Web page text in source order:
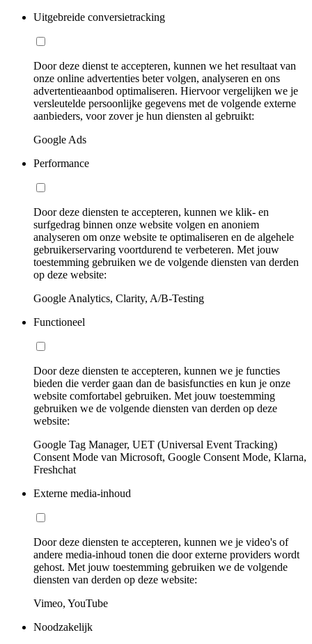
Uitgebreide conversietracking
Door deze dienst te accepteren, kunnen we het resultaat van
onze online advertenties beter volgen, analyseren en ons
advertentieaanbod optimaliseren. Hiervoor vergelijken we je
versleutelde persoonlijke gegevens met de volgende externe
aanbieders, voor zover je hun diensten al gebruikt:
Google Ads
Performance
Door deze diensten te accepteren, kunnen we klik- en
surfgedrag binnen onze website volgen en anoniem
analyseren om onze website te optimaliseren en de algehele
gebruikerservaring voortdurend te verbeteren. Met jouw
toestemming gebruiken we de volgende diensten van derden
op deze website:
Google Analytics, Clarity, A/B-Testing
Functioneel
Door deze diensten te accepteren, kunnen we je functies
bieden die verder gaan dan de basisfuncties en kun je onze
website comfortabel gebruiken. Met jouw toestemming
gebruiken we de volgende diensten van derden op deze
website:
Google Tag Manager, UET (Universal Event Tracking)
Consent Mode van Microsoft, Google Consent Mode, Klarna,
Freshchat
Externe media-inhoud
Door deze diensten te accepteren, kunnen we je video's of
andere media-inhoud tonen die door externe providers wordt
gehost. Met jouw toestemming gebruiken we de volgende
diensten van derden op deze website:
Vimeo, YouTube
Noodzakelijk